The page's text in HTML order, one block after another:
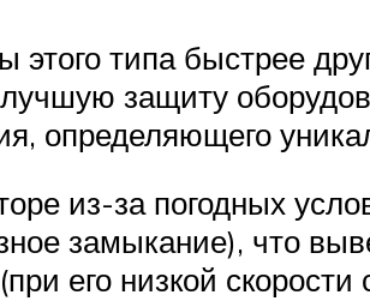
этого типа быстрее
защиту
определяющего
из-за погодных
замыкание), что
его низкой